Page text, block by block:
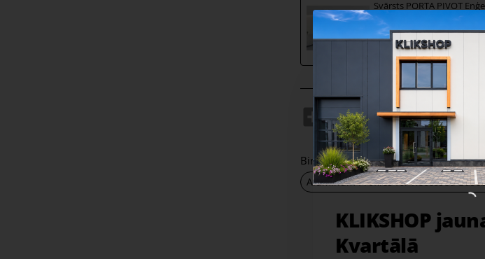
KLIKSHOP
Kvartālā
Svārsts PORTA PIVOT Eņģe
STEALTHPIVOT NL
484,00 €
Share Facebook
X WhatsApp
Email
Birkas:
Alumīnija profili padziļinātām
Aluminum Profiles for Recessed